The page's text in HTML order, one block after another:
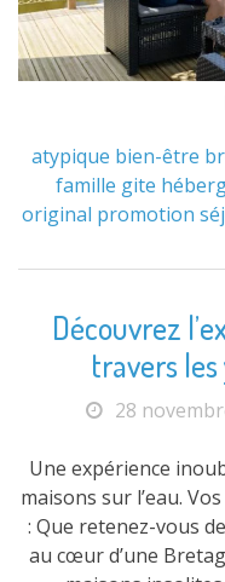
atypique bien-être
famille gite
original promotion
Découvrez
travers
28
Une expérience
maisons sur l’eau.
: Que retenez-vous
au cœur d’une